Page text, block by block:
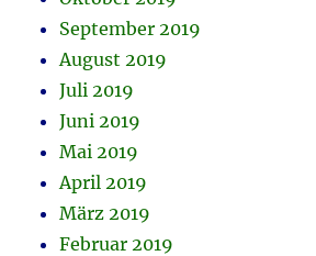
September 2019
August 2019
Juli 2019
Juni 2019
Mai 2019
April 2019
März 2019
Februar 2019